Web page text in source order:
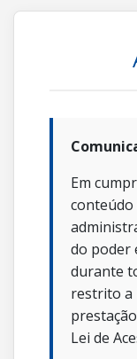
Em
conteúdo
do poder
durante
restrito a
Lei de